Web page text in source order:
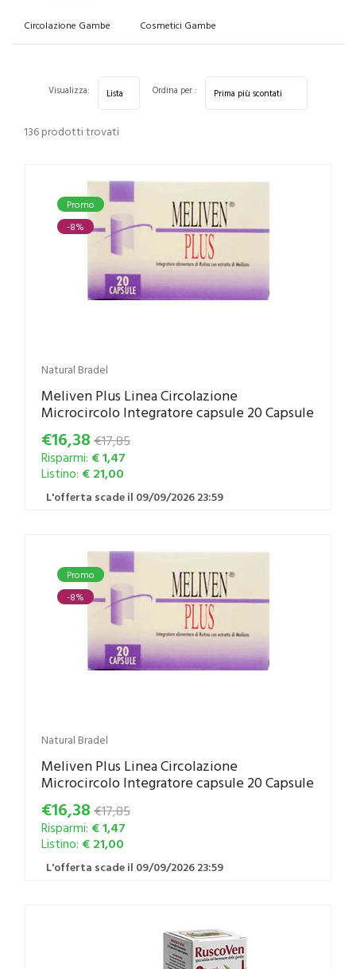
Circolazione Gambe Cosmetici Gambe
136 prodotti trovati
Visualizza: Ordina per :
Promo
-8%
Natural Bradel
Meliven Plus Linea Circolazione
Microcircolo Integratore capsule 20 Capsule
€16,38 €17,85
Risparmi: € 1,47
Listino: € 21,00
L'offerta scade il 09/09/2026 23:59
Promo
-8%
Natural Bradel
Meliven Plus Linea Circolazione
Microcircolo Integratore capsule 20 Capsule
€16,38 €17,85
Risparmi: € 1,47
Listino: € 21,00
L'offerta scade il 09/09/2026 23:59